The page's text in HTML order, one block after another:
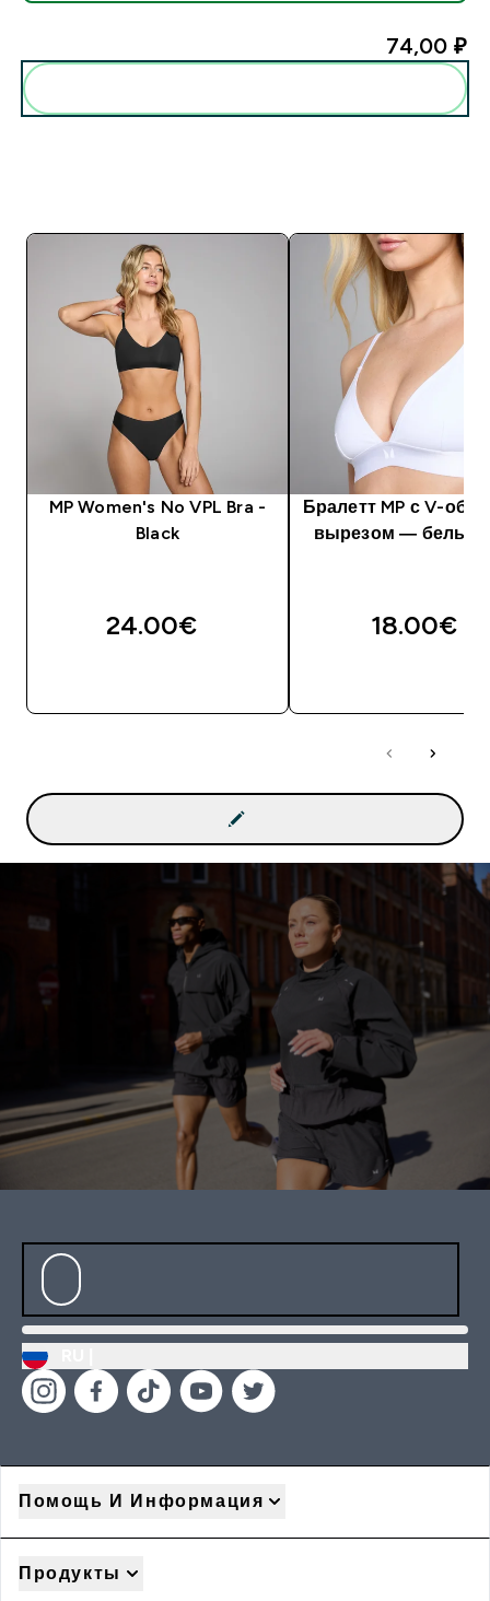
74,00 ₽‎
MP Women's No VPL Bra -
Black
24.00€‎
Бралетт MP с V-
вырезом ― белый
18.00€‎
Помощь И Информация
Продукты